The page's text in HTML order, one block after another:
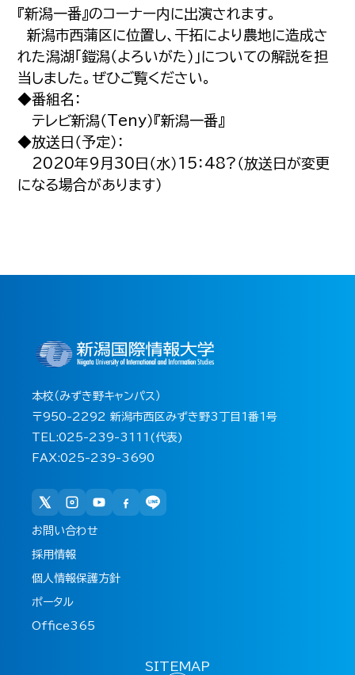
『新潟一番』のコーナー内に出演されます。
新潟市西蒲区に位置し、干拓により農地に造成さ
れた潟湖「鎧潟（よろいがた）」についての解説を担
当しました。ぜひご覧ください。
◆番組名：
テレビ新潟（Teny）『新潟一番』
◆放送日（予定）：
2020年9月30日（水）15：48?（放送日が変更
になる場合があります）
本校（みずき野キャンパス）
〒950-2292 新潟市西区みずき野3丁目1番1号
TEL:025-239-3111(代表)
FAX:025-239-3690
お問い合わせ
採用情報
個人情報保護方針
ポータル
Office365
SITEMAP